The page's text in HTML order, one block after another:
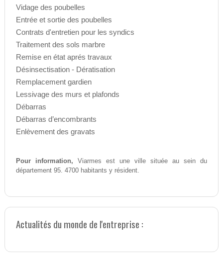
Vidage des poubelles
Entrée et sortie des poubelles
Contrats d'entretien pour les syndics
Traitement des sols marbre
Remise en état aprés travaux
Désinsectisation - Dératisation
Remplacement gardien
Lessivage des murs et plafonds
Débarras
Débarras d’encombrants
Enlèvement des gravats
Pour information, Viarmes est une ville située au sein du
département 95. 4700 habitants y résident.
Actualités du monde de l'entreprise :